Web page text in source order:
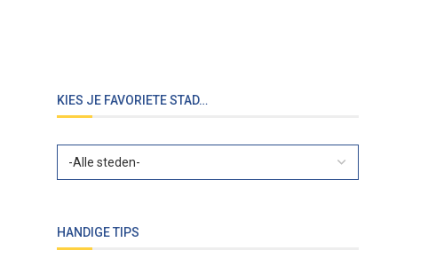
KIES JE FAVORIETE STAD…
HANDIGE TIPS